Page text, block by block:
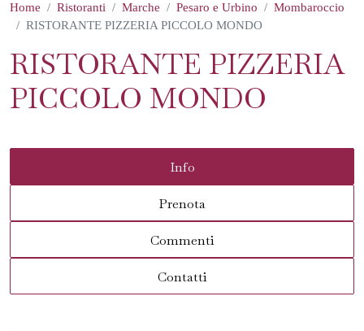
Home Ristoranti Marche Pesaro e Urbino
Mombaroccio
RISTORANTE PIZZERIA PICCOLO MONDO
RISTORANTE PIZZERIA
PICCOLO MONDO
Info
Prenota
Commenti
Contatti